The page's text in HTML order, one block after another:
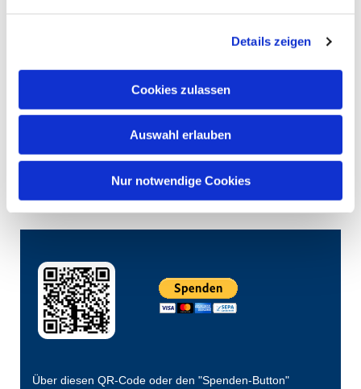
Details zeigen
Cookies zulassen
Auswahl erlauben
Nur notwendige Cookies
Über diesen QR-Code oder den "Spenden-Button"